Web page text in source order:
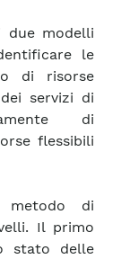
due modelli
le
di risorse
servizi di
di
flessibili
di
Il primo
stato delle